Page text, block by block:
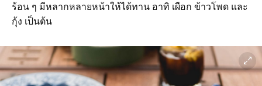
ร้อน ๆ มีหลากหลายหน้าให้ได้ทาน อาทิ เผือก ข้าวโพด และ
กุ้ง เป็นต้น